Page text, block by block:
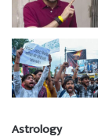
Astrology